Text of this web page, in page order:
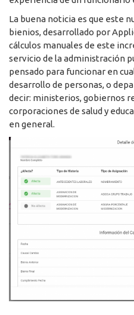
La buena noticia es que este
bienios, desarrollado por
cálculos manuales de este
servicio de la administración
pensado para funcionar en
desarrollo de personas, o
decir: ministerios, gobiernos
corporaciones de salud y
en general.